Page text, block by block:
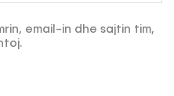
email-in dhe sajtin tim,